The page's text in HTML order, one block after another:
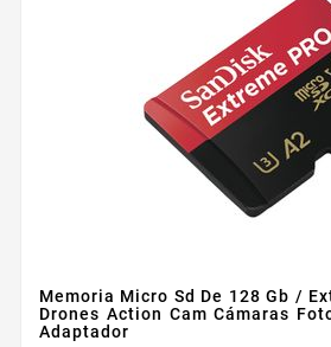
Memoria Micro Sd De 128 Gb /
Drones Action Cam Cámaras
Adaptador